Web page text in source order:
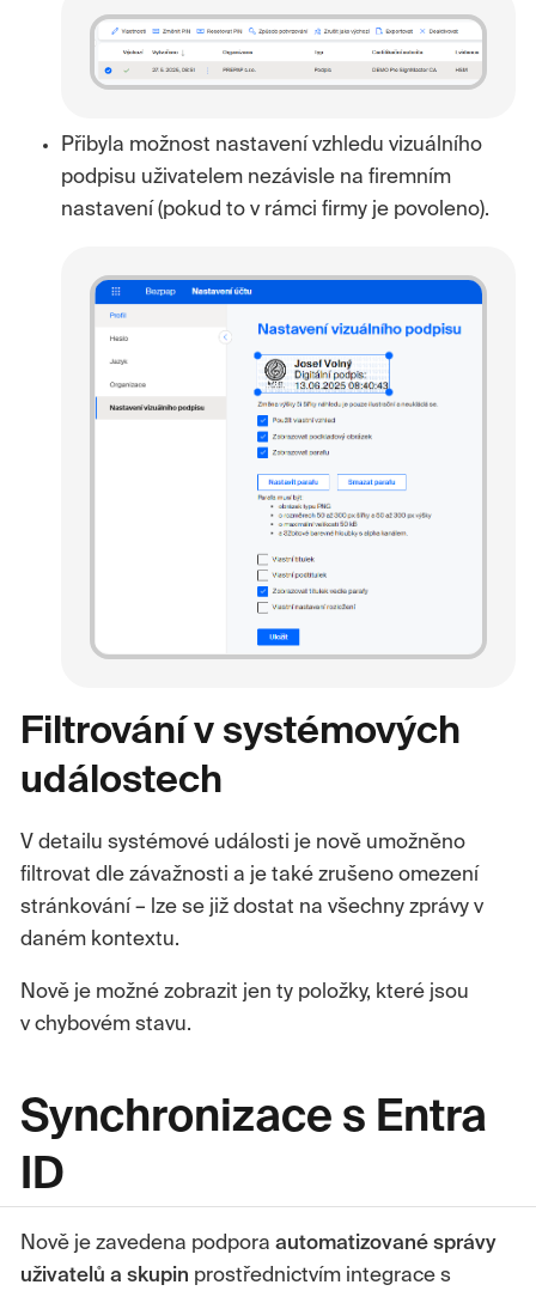
Přibyla možnost nastavení vzhledu vizuálního
podpisu uživatelem nezávisle na firemním
nastavení (pokud to v rámci firmy je povoleno).
Filtrování v systémových
událostech
V detailu systémové události je nově umožněno
filtrovat dle závažnosti a je také zrušeno omezení
stránkování – lze se již dostat na všechny zprávy v
daném kontextu.
Nově je možné zobrazit jen ty položky, které jsou
v chybovém stavu.
Synchronizace s Entra
ID
Nově je zavedena podpora automatizované správy
uživatelů a skupin prostřednictvím integrace s